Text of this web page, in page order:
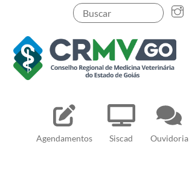
content
Agendamentos Siscad Ouvidoria
Pesquisar